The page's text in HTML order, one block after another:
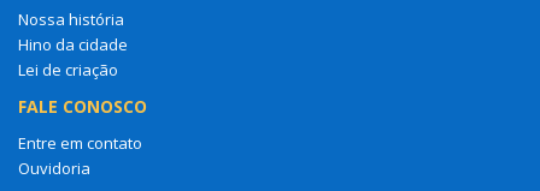
Nossa história
Hino da cidade
Lei de criação
FALE CONOSCO
Entre em contato
Ouvidoria